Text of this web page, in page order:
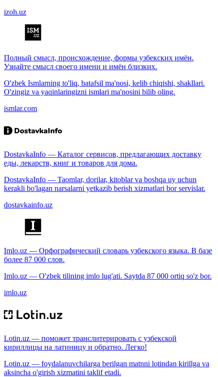
izoh.uz
Полный смысл, происхождение, формы узбекских имён.
Узнайте смысл своего имени и имён близких.
O'zbek Ismlarning to'liq, batafsil ma'nosi, kelib chiqishi, shakllari.
O'zingiz va yaqinlaringizni ismlari ma'nosini bilib oling.
ismlar.com
DostavkaInfo — Каталог сервисов, предлагающих доставку
еды, лекарств, книг и товаров для дома.
DostavkaInfo — Taomlar, dorilar, kitoblar va boshqa uy uchun
kerakli bo'lagan narsalarni yetkazib berish xizmatlari bor servislar.
dostavkainfo.uz
Imlo.uz — Орфографический словарь узбекского языка. В базе
более 87 000 слов.
Imlo.uz — O'zbek tilining imlo lug'ati. Saytda 87 000 ortiq so'z bor.
imlo.uz
Lotin.uz — поможет транслитерировать с узбекской
кириллицы на латиницу и обратно. Легко!
Lotin.uz — foydalanuvchilarga berilgan matnni lotindan kirillga va
aksincha o'girish xizmatini taklif etadi.